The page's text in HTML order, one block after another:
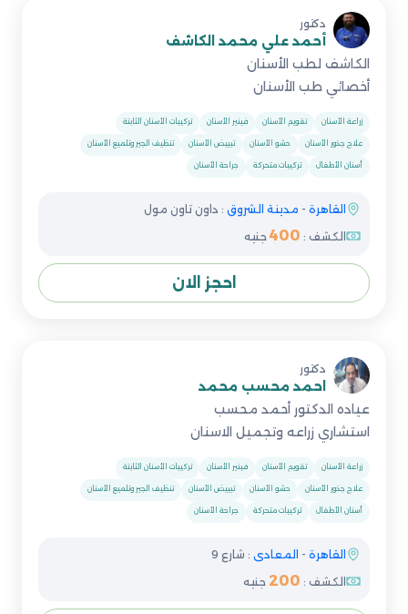
دكتور
أحمد علي محمد الكاشف
الكاشف لطب الأسنان
أخصائي طب الأسنان
زراعة الأسنان تقويم الأسنان فينير الأسنان تركيبات الأسنان الثابتة
علاج جذور الأسنان حشو الأسنان تبييض الأسنان تنظيف الجير وتلميع الأسنان
أسنان الأطفال تركيبات متحركة جراحة الأسنان
القاهرة - مدينة الشروق : داون تاون مول
الكشف : 400 جنيه
احجز الان
دكتور
احمد محسب محمد
عياده الدكتور أحمد محسب
استشاري زراعه وتجميل الاسنان
زراعة الأسنان تقويم الأسنان فينير الأسنان تركيبات الأسنان الثابتة
علاج جذور الأسنان حشو الأسنان تبييض الأسنان تنظيف الجير وتلميع الأسنان
أسنان الأطفال تركيبات متحركة جراحة الأسنان
القاهرة - المعادى : شارع 9
الكشف : 200 جنيه